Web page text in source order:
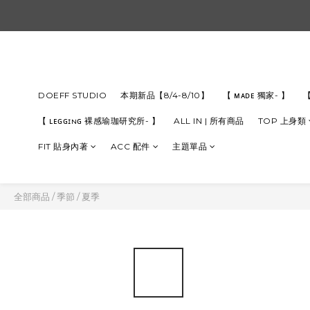
DOEFF STUDIO 本期新品【8/4-8/10】 【 ᴍᴀᴅᴇ 獨家- 】
【 ʟᴇɢɢɪɴɢ 裸感瑜珈研究所- 】 ALL IN | 所有商品 TOP 上身類
FIT 貼身內著 ACC 配件 主題單品
全部商品 /季節 /夏季